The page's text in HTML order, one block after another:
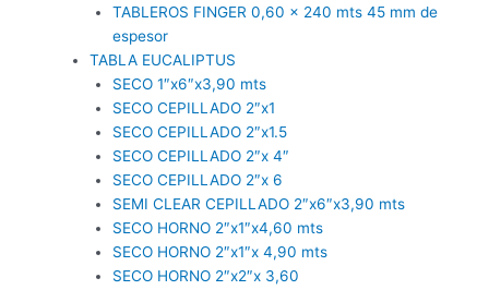
TABLEROS FINGER 0,60 x 240 mts 45 mm de
espesor
TABLA EUCALIPTUS
SECO 1″x6″x3,90 mts
SECO CEPILLADO 2″x1
SECO CEPILLADO 2″x1.5
SECO CEPILLADO 2″x 4″
SECO CEPILLADO 2″x 6
SEMI CLEAR CEPILLADO 2″x6″x3,90 mts
SECO HORNO 2″x1″x4,60 mts
SECO HORNO 2″x1″x 4,90 mts
SECO HORNO 2″x2″x 3,60